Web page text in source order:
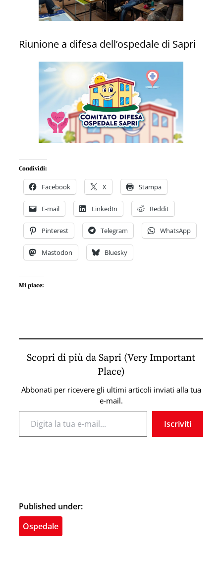
Riunione a difesa dell’ospedale di Sapri
Condividi:
Facebook X Stampa
E-mail LinkedIn Reddit
Pinterest Telegram WhatsApp
Mastodon Bluesky
Mi piace:
Scopri di più da Sapri (Very Important
Place)
Abbonati per ricevere gli ultimi articoli inviati alla tua
e-mail.
Digita la tua e-mail...
Iscriviti
Published under:
Ospedale